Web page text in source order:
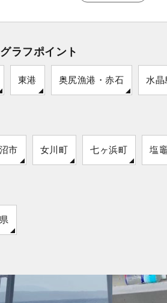
ラフポイント
東港 奥尻漁港・赤石 水晶
市 女川町 七ヶ浜町 塩